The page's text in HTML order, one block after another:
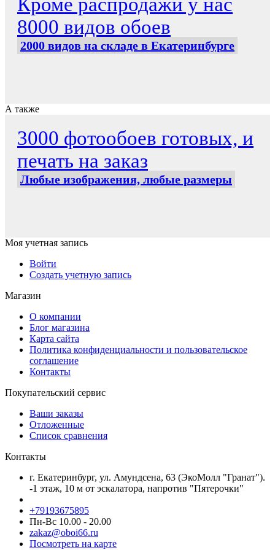
8000 видов обоев
2000 видов на складе в Екатеринбурге
А также
3000 фотообоев готовых, и
печать на заказ
Любые изображения, любые размеры
Моя учетная запись
Войти
Создать учетную запись
Магазин
О компании
Блог магазина
Карта сайта
Политика конфиденциальности и пользовательское
соглашение
Контакты
Покупательский сервис
Ваши заказы
Отложенные
Список сравнения
Контакты
г. Екатеринбург, ул. Амундсена, 63 (ЭкоМолл "Гранат").
-1 этаж, 10 м от эскалатора, напротив "Пятерочки"
+79193675895
Пн-Вс 10.00 - 20.00
zakaz@oboi66.ru
Посмотреть на карте